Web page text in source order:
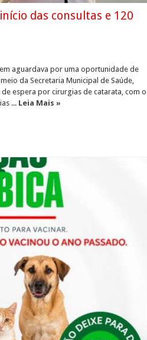
das consultas e 120
aguardava por uma oportunidade de
da Secretaria Municipal de Saúde,
espera por cirurgias de catarata, com o
... Leia Mais »